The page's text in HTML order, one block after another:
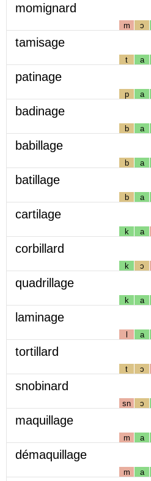
momignard
m ɔ
tamisage
t a
patinage
p a
badinage
b a
babillage
b a
batillage
b a
cartilage
k a
corbillard
k ɔ
quadrillage
k a
laminage
l a
tortillard
t ɔ
snobinard
sn ɔ
maquillage
m a
démaquillage
m a